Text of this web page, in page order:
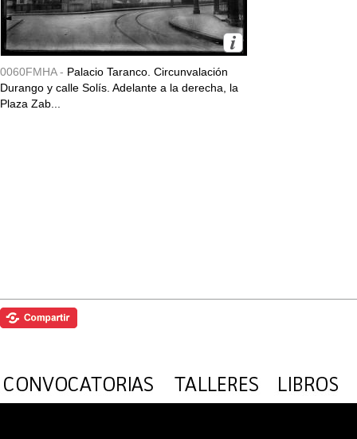
0060FMHA - Palacio Taranco. Circunvalación
Durango y calle Solís. Adelante a la derecha, la
Plaza Zab...